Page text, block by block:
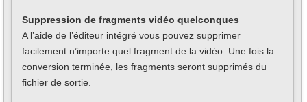
Suppression de fragments vidéo quelconques
A l’aide de l’éditeur intégré vous pouvez supprimer
facilement n’importe quel fragment de la vidéo. Une fois la
conversion terminée, les fragments seront supprimés du
fichier de sortie.